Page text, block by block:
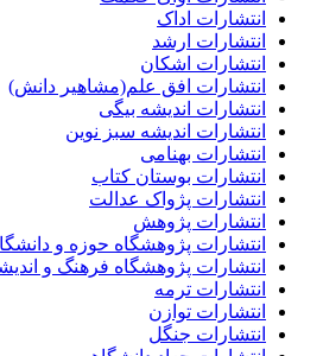
انتشارات اداک
انتشارات ارشد
انتشارات اشکان
انتشارات افق علم(مشاهیر دانش)
انتشارات اندیشه بیگی
انتشارات اندیشه سبز نوین
انتشارات بهنامی
انتشارات بوستان کتاب
انتشارات پژواک عدالت
انتشارات پژوهش
انتشارات پژوهشگاه حوزه و
انتشارات پژوهشگاه فرهنگ و
انتشارات ترمه
انتشارات توازن
انتشارات جنگل